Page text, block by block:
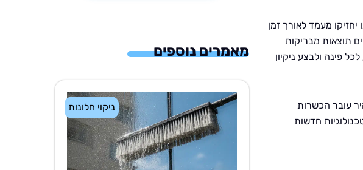
מעמד לאורך זמן
תוצאות מבריקות
פינה ולבצע ניקיון
עובר הכשרות
חדשות
מאמרים נוספים
ניקוי חלונות